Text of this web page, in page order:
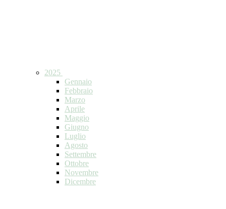
2025
Gennaio
Febbraio
Marzo
Aprile
Maggio
Giugno
Luglio
Agosto
Settembre
Ottobre
Novembre
Dicembre